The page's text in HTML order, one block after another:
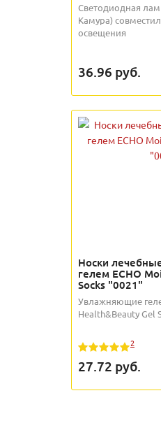
Светодиодная
Камура)
освещения
36.96 руб.
Носки
гелем ECHO
Socks "0021"
Увлажняющие
Health&Beauty Gel
2
27.72 руб.